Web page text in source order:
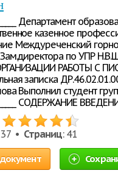
Департамент
казенное
Междуреченский
по УПР
РАБОТЫ С
записка
Выполнил студент
СОДЕРЖАНИЕ
• Страниц: 41